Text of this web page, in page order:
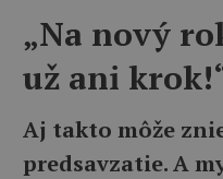
„Na nový
už ani
Aj takto môže
predsavzatie. A